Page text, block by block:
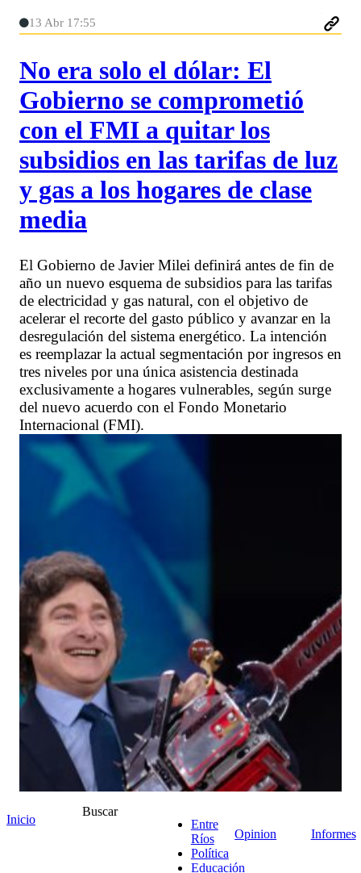
13 Abr 17:55
No era solo el dólar: El
Gobierno se comprometió
con el FMI a quitar los
subsidios en las tarifas de luz
y gas a los hogares de clase
media
El Gobierno de Javier Milei definirá antes de fin de
año un nuevo esquema de subsidios para las tarifas
de electricidad y gas natural, con el objetivo de
acelerar el recorte del gasto público y avanzar en la
desregulación del sistema energético. La intención
es reemplazar la actual segmentación por ingresos en
tres niveles por una única asistencia destinada
exclusivamente a hogares vulnerables, según surge
del nuevo acuerdo con el Fondo Monetario
Internacional (FMI).
Inicio
Buscar
Entre
Ríos
Política
Educación
Opinion Informes